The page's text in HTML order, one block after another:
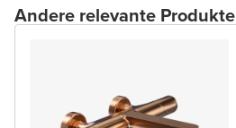
Andere relevante Produkte